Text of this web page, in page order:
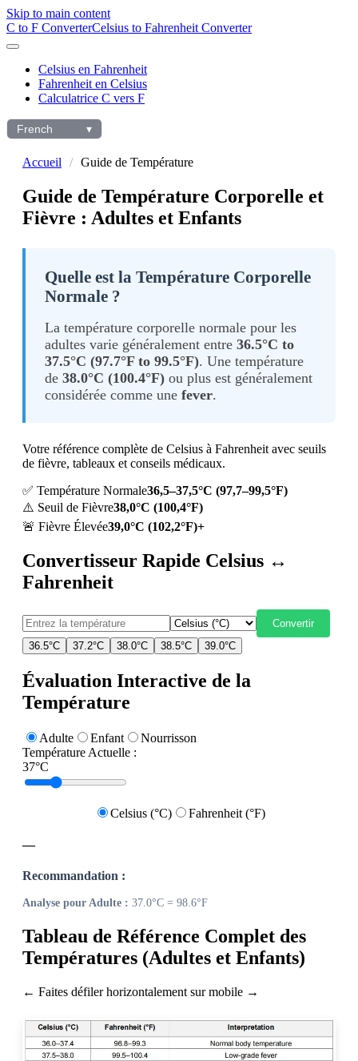
Skip to main content
C to F ConverterCelsius to Fahrenheit Converter
Celsius en Fahrenheit
Fahrenheit en Celsius
Calculatrice C vers F
Choisir
langue
French ▾
Accueil Guide de Température
Guide de Température Corporelle et
Fièvre : Adultes et Enfants
Quelle est la Température Corporelle
Normale ?
La température corporelle normale pour les
adultes varie généralement entre 36.5°C to
37.5°C (97.7°F to 99.5°F). Une température
de 38.0°C (100.4°F) ou plus est généralement
considérée comme une fever.
Votre référence complète de Celsius à Fahrenheit avec seuils
de fièvre, tableaux et conseils médicaux.
✅ Température Normale36,5–37,5°C (97,7–99,5°F)
⚠️ Seuil de Fièvre38,0°C (100,4°F)
🚨 Fièvre Élevée39,0°C (102,2°F)+
Convertisseur Rapide Celsius ↔
Fahrenheit
Convertir
36.5°C
37.2°C 38.0°C 38.5°C 39.0°C
Évaluation Interactive de la
Température
Adulte Enfant
Nourrisson
Température Actuelle :
37°C
Celsius (°C) Fahrenheit (°F)
—
Recommandation :
Analyse pour Adulte : 37.0°C = 98.6°F
Tableau de Référence Complet des
Températures (Adultes et Enfants)
← Faites défiler horizontalement sur mobile →